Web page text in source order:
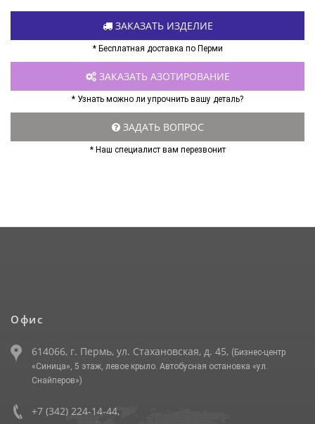
ЗАКАЗАТЬ ИЗДЕЛИЕ
* Бесплатная доставка по Перми
ЗАКАЗАТЬ АЗОТИРОВАНИЕ
* Узнать можно ли упрочнить вашу деталь?
ЗАДАТЬ ВОПРОС
* Наш специалист вам перезвонит
Офис
614066, г. Пермь, ул. Стахановская, д. 45, (Бизнес-центр
«Синица», 5 этаж, левое крыло. Автобусная остановка «ул.
Снайперов»)
+7 (342) 224-14-44,